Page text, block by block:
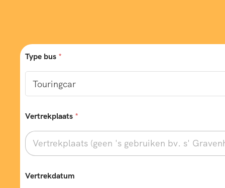
Type bus *
Vertrekplaats *
Vertrekdatum